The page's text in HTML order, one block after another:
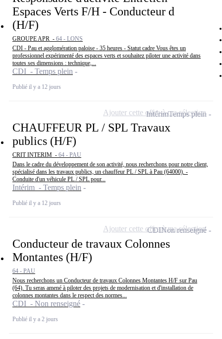
Espaces Verts F/H - Conducteur d
(H/F)
GROUPE APR - 64 - LONS
CDI - Pau et agglomération paloise - 35 heures - Statut cadre Vous êtes un
professionnel expérimenté des espaces verts et souhaitez piloter une activité dans
toutes ses dimensions : technique,...
CDI - Temps plein
Publié il y a 12 jours
CHAUFFEUR PL / SPL Travaux
publics (H/F)
CRIT INTERIM - 64 - PAU
Dans le cadre du développement de son activité, nous recherchons pour notre client,
spécialisé dans les travaux publics, un chauffeur PL / SPL à Pau (64000). -
Conduite d'un véhicule PL / SPL pour...
Intérim - Temps plein
Publié il y a 12 jours
IntérimTemps plein
Ajouter cette offre à ma sélection
Conducteur de travaux Colonnes
Montantes (H/F)
64 - PAU
Nous recherchons un Conducteur de travaux Colonnes Montantes H/F sur Pau
(64). Tu seras amené à piloter des projets de modernisation et d'installation de
colonnes montantes dans le respect des normes...
CDI - Non renseigné
Publié il y a 2 jours
CDINon renseigné
Ajouter cette offre à ma sélection